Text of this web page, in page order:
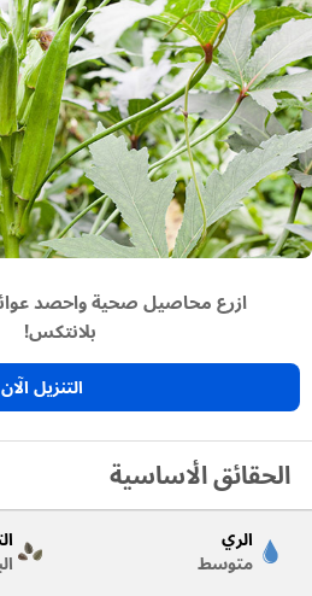
ازرع محاصيل صحية واحصد
بلانتكس!
التنزيل الآن
الحقائق الأساسية
الري
متوسط